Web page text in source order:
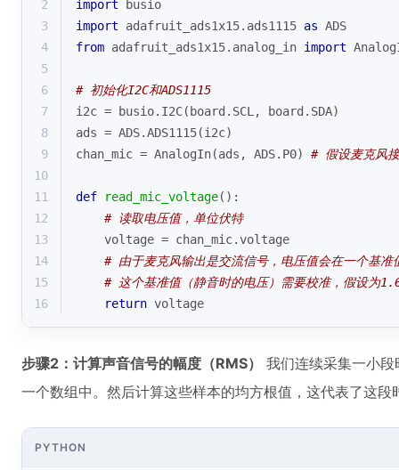
2 import busio
3
import adafruit_ads1x15.ads1115 as ADS
4
from adafruit_ads1x15.analog_in import
5
6
# 初始化I2C和ADS1115
7
i2c = busio.I2C(board.SCL, board.SDA)
8
ads = ADS.ADS1115(i2c)
9
chan_mic = AnalogIn(ads, ADS.P0) # 假设麦克风
10
11
def read_mic_voltage():
12
# 读取电压值，单位伏特
13
    voltage = chan_mic.voltage
14
# 由于麦克风输出是交流信号，电压值会在一个基准
15
# 这个基准值（静音时的电压）需要校准，假设为
16
return voltage
步骤2：计算声音信号的幅度（RMS）
我们连续采集一小
一个数组中。然后计算这些样本的均方根值，这代表了这
PYTHON